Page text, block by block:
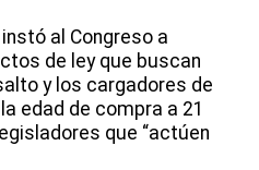
al Congreso a
de ley que buscan
y los cargadores de
edad de compra a 21
que “actúen